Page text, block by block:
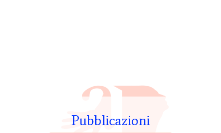
Pubblicazioni